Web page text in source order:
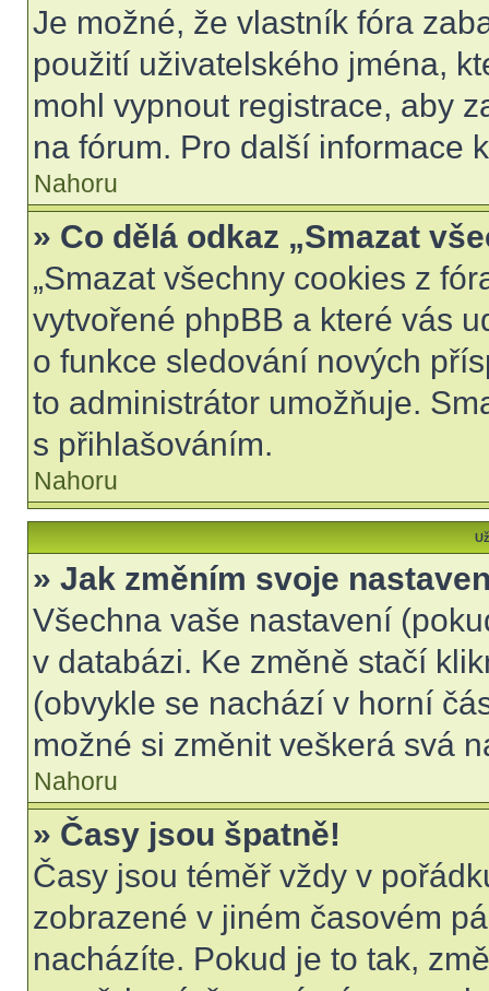
Je možné, že vlastník fóra
použití uživatelského jména,
mohl vypnout registrace, aby
na fórum. Pro další informace
Nahoru
» Co dělá odkaz „Smazat
„Smazat všechny cookies z
vytvořené phpBB a které vás
o funkce sledování nových
to administrátor umožňuje.
s přihlašováním.
Nahoru
» Jak změním svoje
Všechna vaše nastavení
v databázi. Ke změně stačí
(obvykle se nachází v horní
možné si změnit veškerá svá
Nahoru
» Časy jsou špatně!
Časy jsou téměř vždy v
zobrazené v jiném časovém
nacházíte. Pokud je to tak,